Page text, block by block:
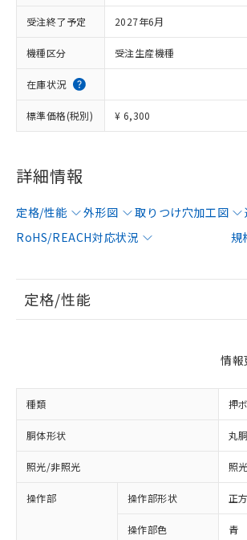
受注終了予定 2027年6月
機種区分 受注生産機種
在庫状況
標準価格(税別) ¥ 6,300
詳細情報
定格/性能 外形図 取りつけ穴加工図
RoHS/REACH対応状況
規
定格/性能
情
種類 押
胴体形状 丸
照光/非照光 照光
操作部 操作部形状 正
操作部色 青